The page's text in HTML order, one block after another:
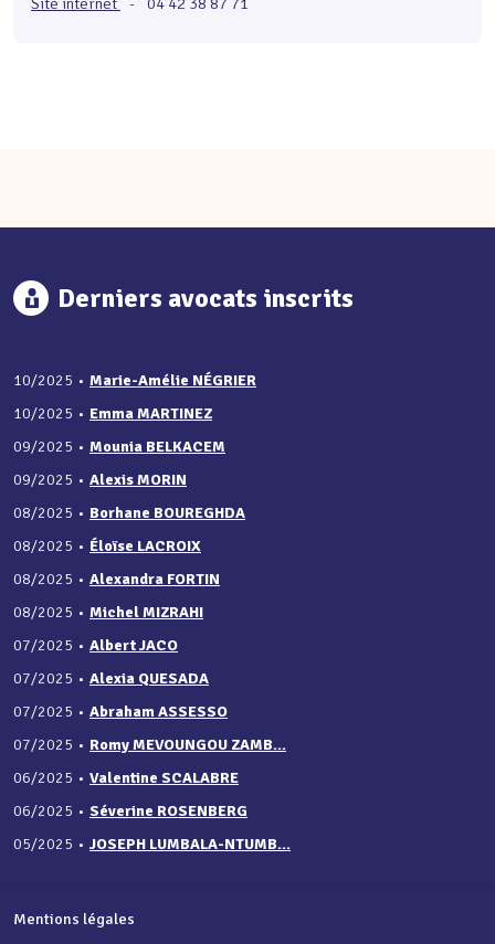
Derniers avocats inscrits
10/2025 • Marie-Amélie NÉGRIER
10/2025 • Emma MARTINEZ
09/2025 • Mounia BELKACEM
09/2025 • Alexis MORIN
08/2025 • Borhane BOUREGHDA
08/2025 • Éloïse LACROIX
08/2025 • Alexandra FORTIN
08/2025 • Michel MIZRAHI
07/2025 • Albert JACO
07/2025 • Alexia QUESADA
07/2025 • Abraham ASSESSO
07/2025 • Romy MEVOUNGOU ZAMB...
06/2025 • Valentine SCALABRE
06/2025 • Séverine ROSENBERG
05/2025 • JOSEPH LUMBALA-NTUMB...
Mentions légales